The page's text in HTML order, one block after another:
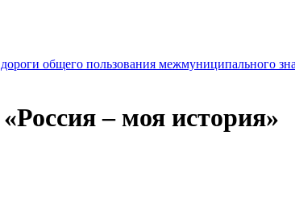
общего пользования межмуниципального
– моя история»